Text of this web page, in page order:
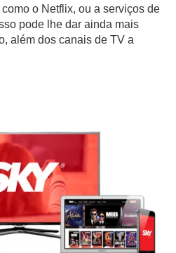
o Netflix, ou a serviços de
pode lhe dar ainda mais
além dos canais de TV a